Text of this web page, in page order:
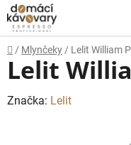
Prejsť
na
obsah
Domov
/ Mlynčeky / Lelit William
Lelit
Značka: Lelit